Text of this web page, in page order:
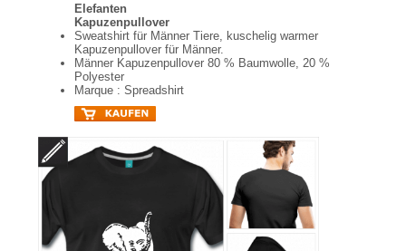
Elefanten
Kapuzenpullover
Sweatshirt für Männer Tiere, kuschelig warmer
Kapuzenpullover für Männer.
Männer Kapuzenpullover 80 % Baumwolle, 20 %
Polyester
Marque : Spreadshirt